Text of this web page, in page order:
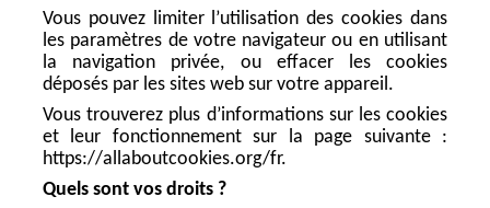
Vous pouvez limiter l’utilisation des cookies dans
les paramètres de votre navigateur ou en utilisant
la navigation privée, ou effacer les cookies
déposés par les sites web sur votre appareil.
Vous trouverez plus d’informations sur les cookies
et leur fonctionnement sur la page suivante :
https://allaboutcookies.org/fr.
Quels sont vos droits ?